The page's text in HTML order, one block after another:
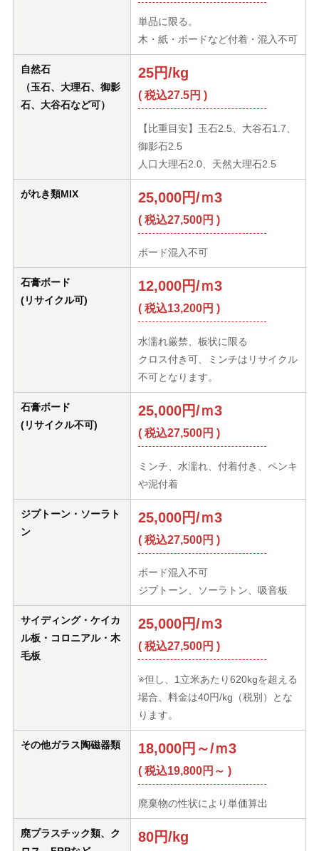
単品に限る。
木・紙・ボードなど付着・混入不可
自然石
（玉石、大理石、御影
石、大谷石など可）
25円/kg
( 税込27.5円 )
【比重目安】玉石2.5、大谷石1.7、
御影石2.5
人口大理石2.0、天然大理石2.5
がれき類MIX 25,000円/ｍ3
( 税込27,500円 )
ボード混入不可
石膏ボード
(リサイクル可)
12,000円/ｍ3
( 税込13,200円 )
水濡れ厳禁、板状に限る
クロス付き可、ミンチはリサイクル
不可となります。
石膏ボード
(リサイクル不可)
25,000円/ｍ3
( 税込27,500円 )
ミンチ、水濡れ、付着付き、ペンキ
や泥付着
ジプトーン・ソーラト
ン
25,000円/ｍ3
( 税込27,500円 )
ボード混入不可
ジプトーン、ソーラトン、吸音板
サイディング・ケイカ
ル板・コロニアル・木
毛板
25,000円/ｍ3
( 税込27,500円 )
※但し、1立米あたり620kgを超える
場合、料金は40円/kg（税別）とな
ります。
その他ガラス陶磁器類 18,000円～/ｍ3
( 税込19,800円～ )
廃棄物の性状により単価算出
廃プラスチック類、ク
80円/kg